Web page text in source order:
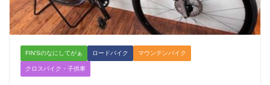
FIN'Sのなにしてがぁ ロードバイク マウンテンバイク
クロスバイク・子供車